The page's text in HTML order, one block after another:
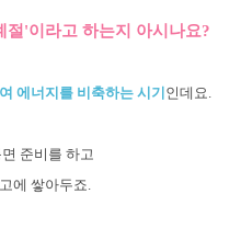
절'이라고 하는지 아시나요?
에너지를 비축하는 시기 인데요.
준비를 하고
에 쌓아두죠.